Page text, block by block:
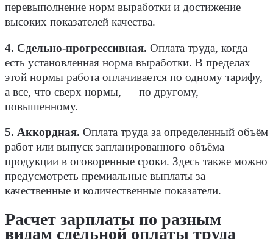
перевыполнение норм выработки и достижение
высоких показателей качества.
4. Сдельно-прогрессивная. Оплата труда, когда
есть установленная норма выработки. В пределах
этой нормы работа оплачивается по одному тарифу,
а все, что сверх нормы, — по другому,
повышенному.
5. Аккордная. Оплата труда за определенный объём
работ или выпуск запланированного объёма
продукции в оговоренные сроки. Здесь также можно
предусмотреть премиальные выплаты за
качественные и количественные показатели.
Расчет зарплаты по разным
видам сдельной оплаты труда